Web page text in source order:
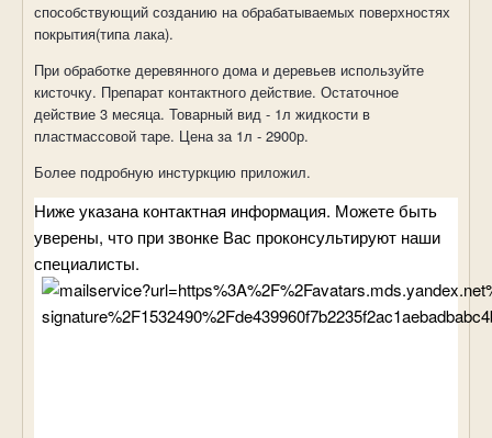
способствующий созданию на обрабатываемых поверхностях
покрытия(типа лака).
При обработке деревянного дома и деревьев используйте
кисточку. Препарат контактного действие. Остаточное
действие 3 месяца. Товарный вид - 1л жидкости в
пластмассовой таре. Цена за 1л - 2900р.
Более подробную инстуркцию приложил.
Ниже указана контактная информация. Можете быть
уверены, что при звонке Вас проконсультируют наши
специалисты.